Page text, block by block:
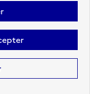
Contact
sont sous